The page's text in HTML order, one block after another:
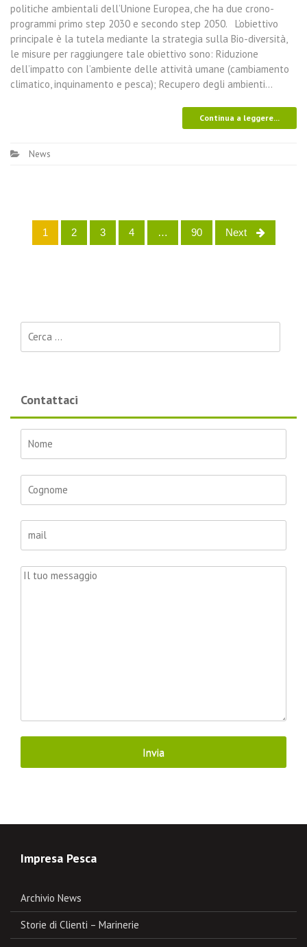
politiche ambientali dell’Unione Europea, che ha due crono-
programmi primo step 2030 e secondo step 2050. L’obiettivo
principale è la tutela mediante la strategia sulla Bio-diversità,
le misure per raggiungere tale obiettivo sono: Riduzione
dell’impatto con l’ambiente delle attività umane (cambiamento
climatico, inquinamento e pesca); Recupero degli ambienti…
Continua a leggere...
News
Posts navigation
1 2 3 4 … 90 Next
Contattaci
Impresa Pesca
Archivio News
Storie di Clienti – Marinerie